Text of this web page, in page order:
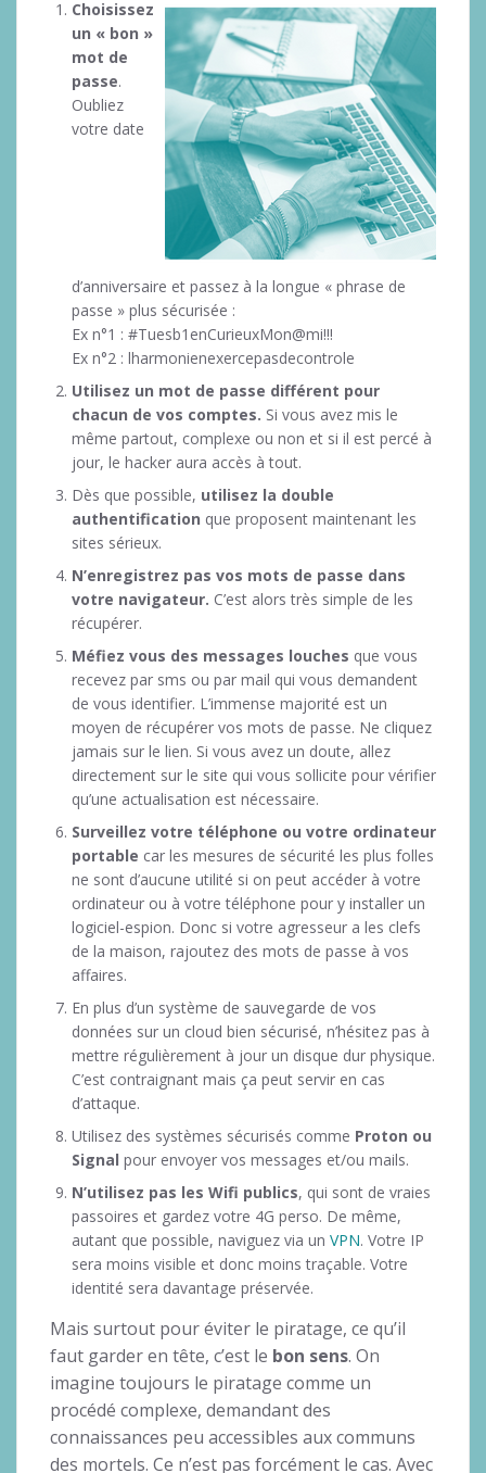
Choisissez
un « bon »
mot de
passe.
Oubliez
votre date
d’anniversaire et passez à la longue « phrase de
passe » plus sécurisée :
Ex n°1 : #Tuesb1enCurieuxMon@mi!!!
Ex n°2 : lharmonienexercepasdecontrole
Utilisez un mot de passe différent pour
chacun de vos comptes. Si vous avez mis le
même partout, complexe ou non et si il est percé à
jour, le hacker aura accès à tout.
Dès que possible, utilisez la double
authentification que proposent maintenant les
sites sérieux.
N’enregistrez pas vos mots de passe dans
votre navigateur. C’est alors très simple de les
récupérer.
Méfiez vous des messages louches que vous
recevez par sms ou par mail qui vous demandent
de vous identifier. L’immense majorité est un
moyen de récupérer vos mots de passe. Ne cliquez
jamais sur le lien. Si vous avez un doute, allez
directement sur le site qui vous sollicite pour vérifier
qu’une actualisation est nécessaire.
Surveillez votre téléphone ou votre ordinateur
portable car les mesures de sécurité les plus folles
ne sont d’aucune utilité si on peut accéder à votre
ordinateur ou à votre téléphone pour y installer un
logiciel-espion. Donc si votre agresseur a les clefs
de la maison, rajoutez des mots de passe à vos
affaires.
En plus d’un système de sauvegarde de vos
données sur un cloud bien sécurisé, n’hésitez pas à
mettre régulièrement à jour un disque dur physique.
C’est contraignant mais ça peut servir en cas
d’attaque.
Utilisez des systèmes sécurisés comme Proton ou
Signal pour envoyer vos messages et/ou mails.
N’utilisez pas les Wifi publics, qui sont de vraies
passoires et gardez votre 4G perso. De même,
autant que possible, naviguez via un VPN. Votre IP
sera moins visible et donc moins traçable. Votre
identité sera davantage préservée.
Mais surtout pour éviter le piratage, ce qu’il
faut garder en tête, c’est le bon sens. On
imagine toujours le piratage comme un
procédé complexe, demandant des
connaissances peu accessibles aux communs
des mortels. Ce n’est pas forcément le cas. Avec